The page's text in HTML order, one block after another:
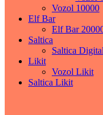
Vozol 10000
Elf Bar
Elf Bar
Saltica
Saltica
Likit
Vozol Likit
Saltica Likit